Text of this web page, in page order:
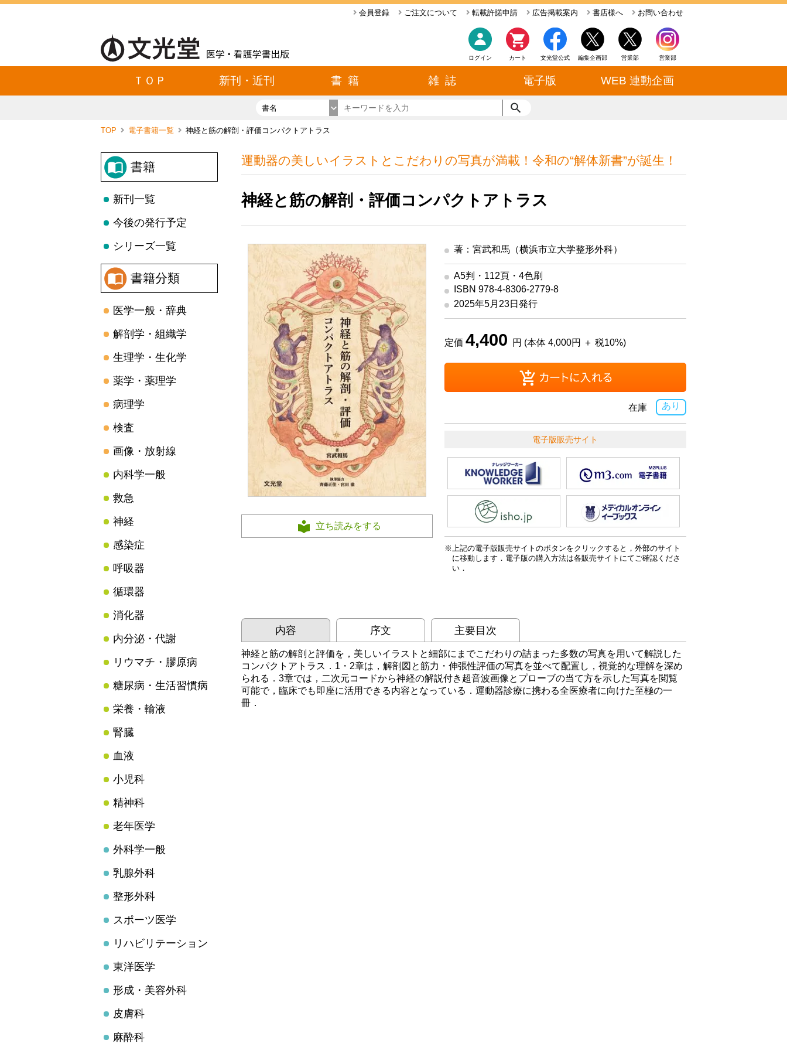
お問い合わせ
書店様へ
広告掲載案内
転載許諾申請
ご注文について
会員登録
営業部
営業部
編集企画部
文光堂公式
カート
ログイン
ＴＯＰ 新刊・近刊 書 籍 雑 誌 電子版 WEB 連動企画
書名
TOP 電子書籍一覧 神経と筋の解剖・評価コンパクトアトラス
書籍
新刊一覧
今後の発行予定
シリーズ一覧
書籍分類
医学一般・辞典
解剖学・組織学
生理学・生化学
薬学・薬理学
病理学
検査
画像・放射線
内科学一般
救急
神経
感染症
呼吸器
循環器
消化器
内分泌・代謝
リウマチ・膠原病
糖尿病・生活習慣病
栄養・輸液
腎臓
血液
小児科
精神科
老年医学
外科学一般
乳腺外科
整形外科
スポーツ医学
リハビリテーション
東洋医学
形成・美容外科
皮膚科
麻酔科
運動器の美しいイラストとこだわりの写真が満載！令和の“解体新書”が誕生！
神経と筋の解剖・評価コンパクトアトラス
立ち読みをする
著：宮武和馬（横浜市立大学整形外科）
A5判・112頁・4色刷
ISBN 978-4-8306-2779-8
2025年5月23日発行
定価 4,400 円 (本体 4,000円 ＋ 税10%)
あり
在庫
電子版販売サイト
上記の電子版販売サイトのボタンをクリックすると，外部のサイト
に移動します．電子版の購入方法は各販売サイトにてご確認くださ
い．
内容 序文 主要目次
神経と筋の解剖と評価を，美しいイラストと細部にまでこだわりの詰まった多数の写真を用いて解説した
コンパクトアトラス．1・2章は，解剖図と筋力・伸張性評価の写真を並べて配置し，視覚的な理解を深め
られる．3章では，二次元コードから神経の解説付き超音波画像とプローブの当て方を示した写真を閲覧
可能で，臨床でも即座に活用できる内容となっている．運動器診療に携わる全医療者に向けた至極の一
冊．